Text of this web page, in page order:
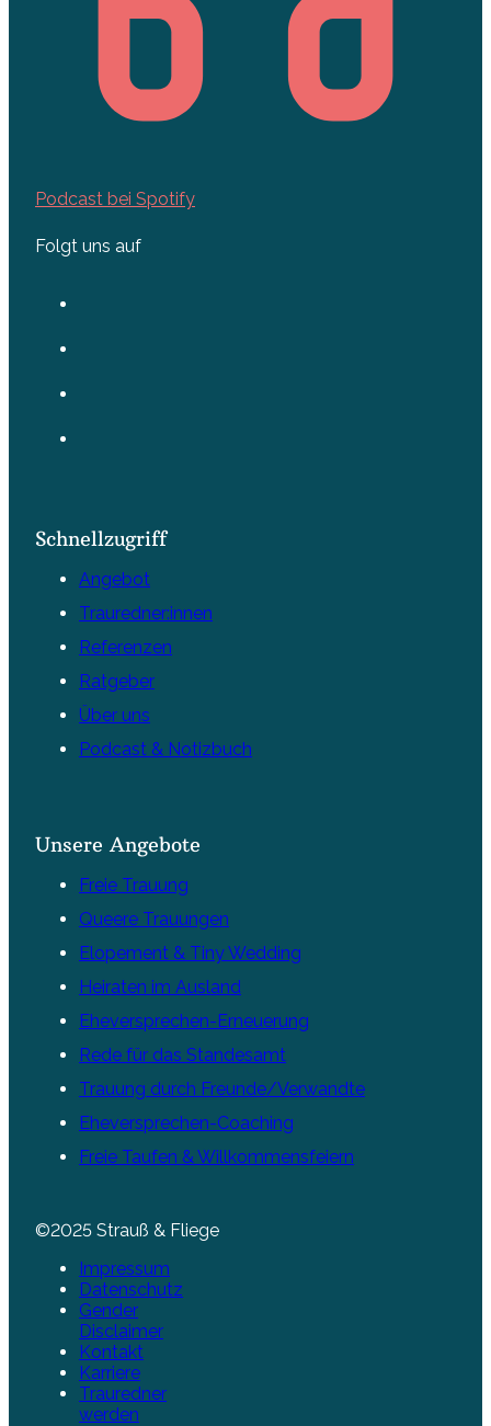
Podcast bei Spotify
Folgt uns auf
Schnellzugriff
Angebot
Trauredner:innen
Referenzen
Ratgeber
Über uns
Podcast & Notizbuch
Unsere Angebote
Freie Trauung
Queere Trauungen
Elopement & Tiny Wedding
Heiraten im Ausland
Eheversprechen-Erneuerung
Rede für das Standesamt
Trauung durch Freunde/Verwandte
Eheversprechen-Coaching
Freie Taufen & Willkommensfeiern
©2025 Strauß & Fliege
Impressum
Datenschutz
Gender
Disclaimer
Kontakt
Karriere
Trauredner
werden